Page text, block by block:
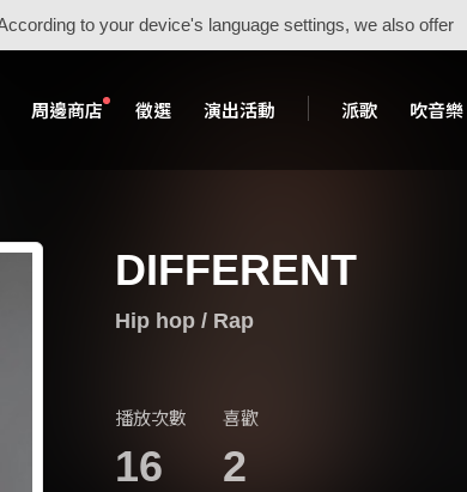
to your device's language settings, we also offer
周邊商店 徵選 演出活動 派歌 吹音樂
DIFFERENT
Hip hop / Rap
播放次數
16
喜歡
2